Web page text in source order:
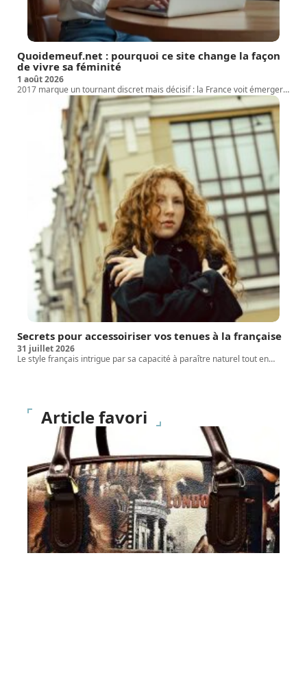
Quoidemeuf.net : pourquoi ce site change la façon
de vivre sa féminité
1 août 2026
2017 marque un tournant discret mais décisif : la France voit émerger…
Secrets pour accessoiriser vos tenues à la française
31 juillet 2026
Le style français intrigue par sa capacité à paraître naturel tout en…
Article favori